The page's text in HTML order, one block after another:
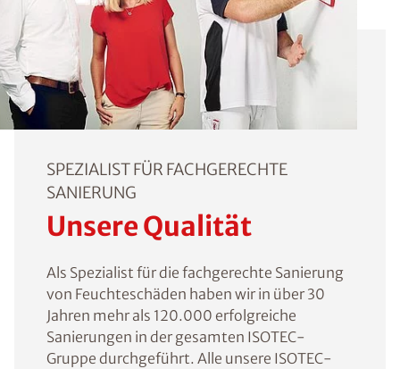
SPEZIALIST FÜR FACHGERECHTE
SANIERUNG
Unsere Qualität
Als Spezialist für die fachgerechte Sanierung
von Feuchteschäden haben wir in über 30
Jahren mehr als 120.000 erfolgreiche
Sanierungen in der gesamten ISOTEC-
Gruppe durchgeführt. Alle unsere ISOTEC-